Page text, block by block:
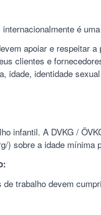
é
apoiar e respeitar
clientes e
idade, identidade
infantil. A DVKG /
) sobre a idade
trabalho devem